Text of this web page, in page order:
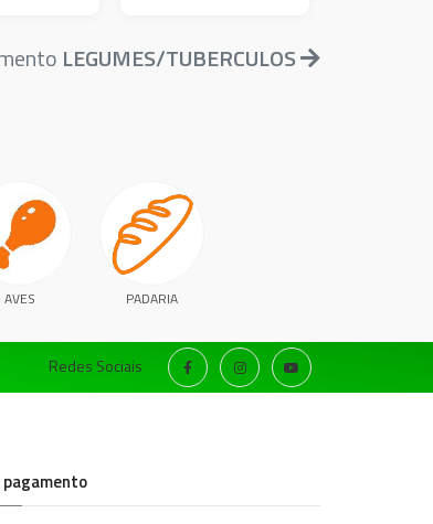
LEGUMES/TUBERCULOS
AVES PADARIA
Redes Sociais